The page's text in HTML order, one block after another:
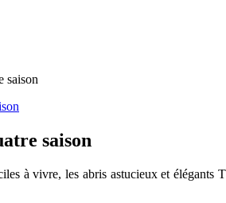
saison
saison
à vivre, les abris astucieux et